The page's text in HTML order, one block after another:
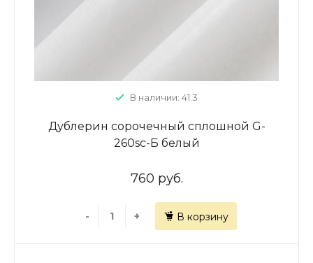
В наличии: 41.3
Дублерин сорочечный сплошной G-
260sc-Б белый
760 руб.
- + В корзину